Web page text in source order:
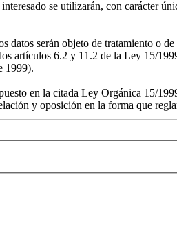
se utilizarán, con carácter
datos serán objeto de tratamiento o
artículos 6.2 y 11.2 de la Ley 15/
1999).
en la citada Ley Orgánica 15/
y oposición en la forma que